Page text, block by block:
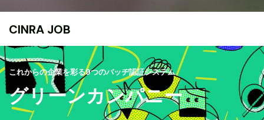
CINRA JOB
これからの企業を彩る9つのバッヂ認証システム
グリーンカンパニー